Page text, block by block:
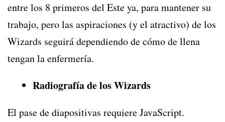
entre los 8 primeros del Este ya, para mantener su
trabajo, pero las aspiraciones (y el atractivo) de los
Wizards seguirá dependiendo de cómo de llena
tengan la enfermería.
Radiografía de los Wizards
El pase de diapositivas requiere JavaScript.